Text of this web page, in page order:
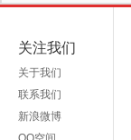
关注我们
关于我们
联系我们
新浪微博